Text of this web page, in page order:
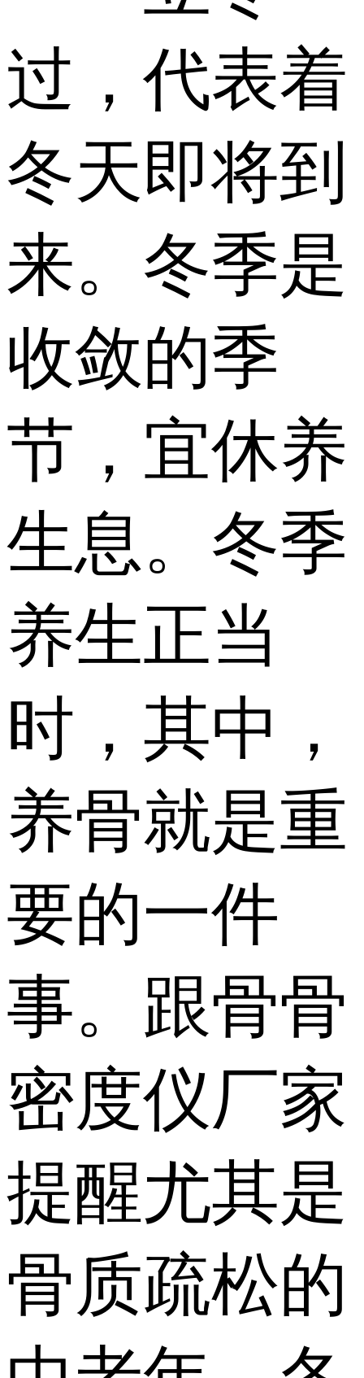
过，代表着
冬天即将到
来。冬季是
收敛的季
节，宜休养
生息。冬季
养生正当
时，其中，
养骨就是重
要的一件
事。跟骨骨
密度仪厂家
提醒尤其是
骨质疏松的